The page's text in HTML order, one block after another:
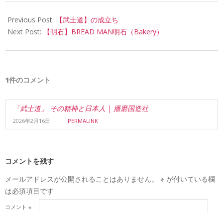
Previous Post:
【武士道】の成立ち
Next Post:
【明石】BREAD MAN明石（Bakery）
1件のコメント
「武士道」 その精神と日本人 | 播磨国造社
2026年2月16日 PERMALINK
コメントを残す
メールアドレスが公開されることはありません。
※ が付いている欄
は必須項目です
コメント ※